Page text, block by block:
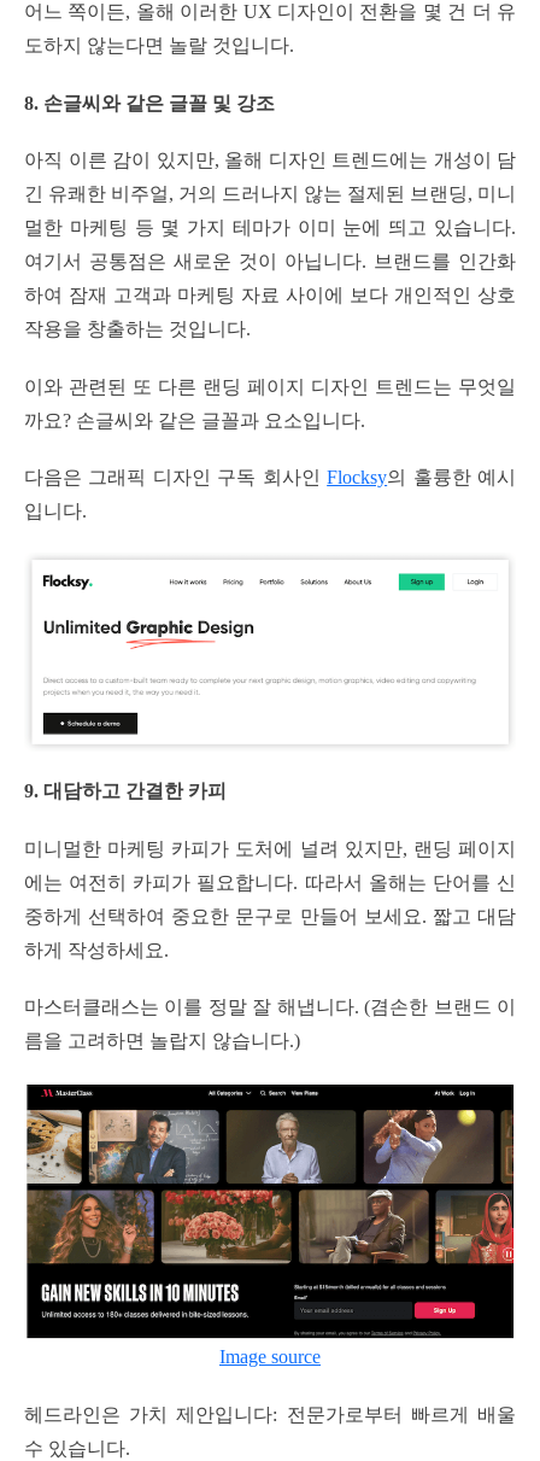
어느 쪽이든, 올해 이러한 UX 디자인이 전환을 몇 건 더 유
도하지 않는다면 놀랄 것입니다.
8. 손글씨와 같은 글꼴 및 강조
아직 이른 감이 있지만, 올해 디자인 트렌드에는 개성이 담
긴 유쾌한 비주얼, 거의 드러나지 않는 절제된 브랜딩, 미니
멀한 마케팅 등 몇 가지 테마가 이미 눈에 띄고 있습니다.
여기서 공통점은 새로운 것이 아닙니다. 브랜드를 인간화
하여 잠재 고객과 마케팅 자료 사이에 보다 개인적인 상호
작용을 창출하는 것입니다.
이와 관련된 또 다른 랜딩 페이지 디자인 트렌드는 무엇일
까요? 손글씨와 같은 글꼴과 요소입니다.
다음은 그래픽 디자인 구독 회사인 Flocksy의 훌륭한 예시
입니다.
9. 대담하고 간결한 카피
미니멀한 마케팅 카피가 도처에 널려 있지만, 랜딩 페이지
에는 여전히 카피가 필요합니다. 따라서 올해는 단어를 신
중하게 선택하여 중요한 문구로 만들어 보세요. 짧고 대담
하게 작성하세요.
마스터클래스는 이를 정말 잘 해냅니다. (겸손한 브랜드 이
름을 고려하면 놀랍지 않습니다.)
Image source
헤드라인은 가치 제안입니다: 전문가로부터 빠르게 배울
수 있습니다.